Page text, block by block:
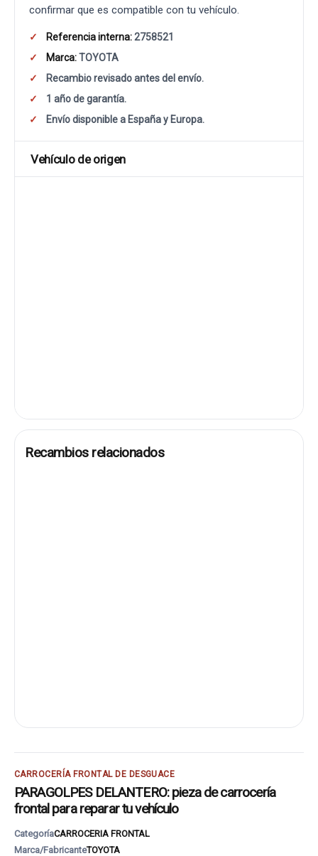
confirmar que es compatible con tu vehículo.
Referencia interna:2758521
Marca:TOYOTA
Recambio revisado antes del envío.
1 año de garantía.
Envío disponible a España y Europa.
Vehículo de origen
Recambios relacionados
CARROCERÍA FRONTAL DE DESGUACE
PARAGOLPES DELANTERO: pieza de carrocería
frontal para reparar tu vehículo
CategoríaCARROCERIA FRONTAL
Marca/FabricanteTOYOTA